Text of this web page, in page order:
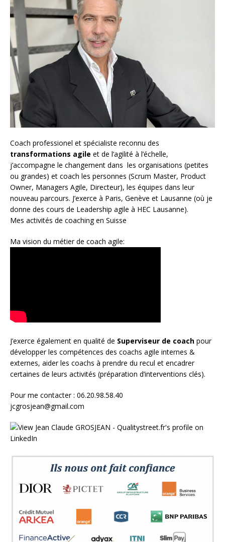
Coach professionel et spécialiste reconnu des
transformations agile et de l‘agilité à l’échelle,
j’accompagne le changement dans les organisations (petites
ou grandes) et coach les personnes (Scrum Master, Product
Owner, Managers Agile, Directeur), les équipes dans leur
nouveau parcours. J’exerce à Paris, Genève et Lausanne (où je
donne des cours de Leadership agile à HEC Lausanne).
Mes activités de coaching en Suisse
Ma vision du métier de coach agile:
J’exerce également en qualité de Superviseur de coach pour
développer les compétences des coachs agile internes &
externes, aider les coachs à prendre du recul et encadrer
certaines de leurs activités (préparation d’interventions clés).
Pour me contacter : 06.20.98.58.40
jcgrosjean@gmail.com